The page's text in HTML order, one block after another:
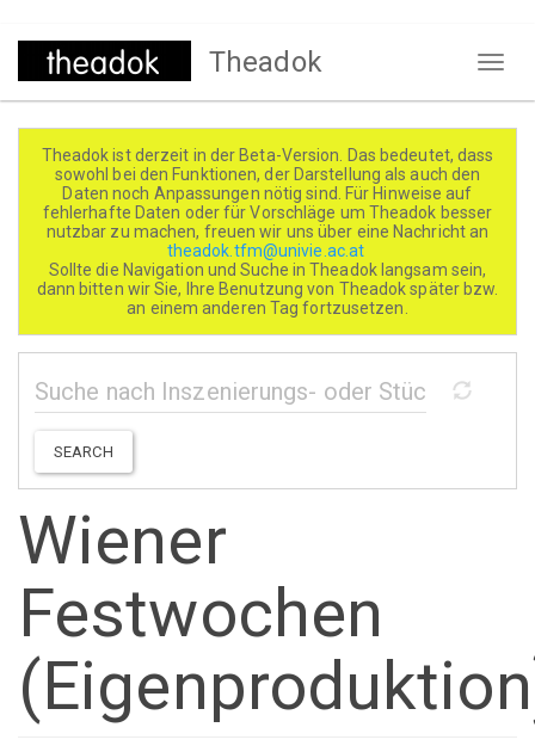
Direkt
Theadok
Theadok ist derzeit in der Beta-Version. Das bedeutet, dass
sowohl bei den Funktionen, der Darstellung als auch den
Daten noch Anpassungen nötig sind. Für Hinweise auf
fehlerhafte Daten oder für Vorschläge um Theadok besser
nutzbar zu machen, freuen wir uns über eine Nachricht an
theadok.tfm@univie.ac.at
Sollte die Navigation und Suche in Theadok langsam sein,
dann bitten wir Sie, Ihre Benutzung von Theadok später bzw.
an einem anderen Tag fortzusetzen.
SEARCH
Wiener
Festwochen